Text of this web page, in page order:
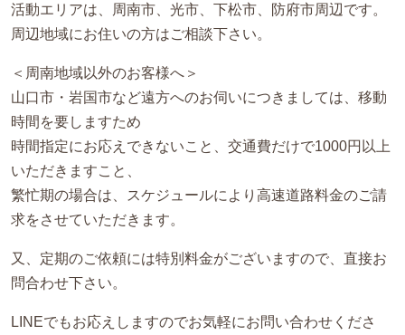
活動エリアは、周南市、光市、下松市、防府市周辺です。
周辺地域にお住いの方はご相談下さい。
＜周南地域以外のお客様へ＞
山口市・岩国市など遠方へのお伺いにつきましては、移動
時間を要しますため
時間指定にお応えできないこと、交通費だけで1000円以上
いただきますこと、
繁忙期の場合は、スケジュールにより高速道路料金のご請
求をさせていただきます。
又、定期のご依頼には特別料金がございますので、直接お
問合わせ下さい。
LINEでもお応えしますのでお気軽にお問い合わせくださ